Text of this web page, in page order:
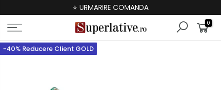
⭐ URMARIRE COMANDA
0
-40% Reducere Client GOLD